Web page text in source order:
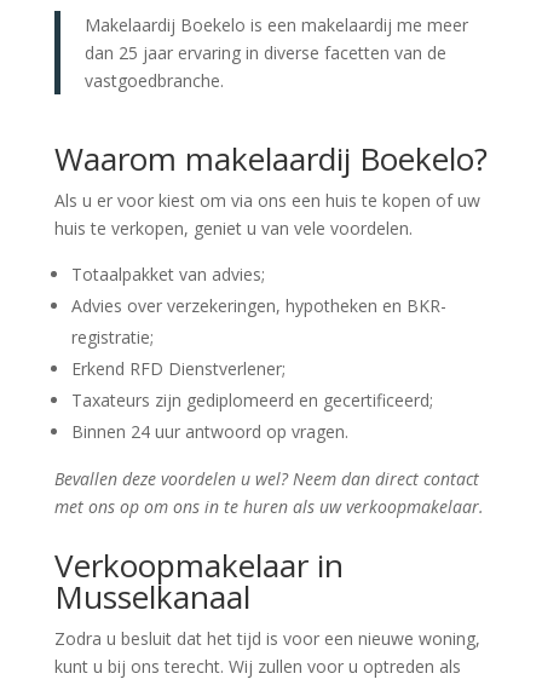
Makelaardij Boekelo is een makelaardij me meer
dan 25 jaar ervaring in diverse facetten van de
vastgoedbranche.
Waarom makelaardij Boekelo?
Als u er voor kiest om via ons een huis te kopen of uw
huis te verkopen, geniet u van vele voordelen.
Totaalpakket van advies;
Advies over verzekeringen, hypotheken en BKR-
registratie;
Erkend RFD Dienstverlener;
Taxateurs zijn gediplomeerd en gecertificeerd;
Binnen 24 uur antwoord op vragen.
Bevallen deze voordelen u wel? Neem dan direct contact
met ons op om ons in te huren als uw verkoopmakelaar.
Verkoopmakelaar in
Musselkanaal
Zodra u besluit dat het tijd is voor een nieuwe woning,
kunt u bij ons terecht. Wij zullen voor u optreden als